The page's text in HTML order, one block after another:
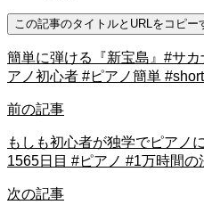
この記事のタイトルとURLをコピー
簡単に弾ける『新宝島』#サ
アノ初心者 #ピアノ簡単
前の記事
もしも初心者が独学でピアノ
1565日目 #ピアノ #1万時間の
次の記事